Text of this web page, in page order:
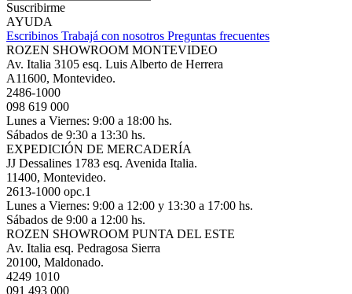
Suscribirme
AYUDA
Escribinos Trabajá con nosotros Preguntas frecuentes
ROZEN SHOWROOM MONTEVIDEO
Av. Italia 3105 esq. Luis Alberto de Herrera
A11600, Montevideo.
2486-1000
098 619 000
Lunes a Viernes: 9:00 a 18:00 hs.
Sábados de 9:30 a 13:30 hs.
EXPEDICIÓN DE MERCADERÍA
JJ Dessalines 1783 esq. Avenida Italia.
11400, Montevideo.
2613-1000 opc.1
Lunes a Viernes: 9:00 a 12:00 y 13:30 a 17:00 hs.
Sábados de 9:00 a 12:00 hs.
ROZEN SHOWROOM PUNTA DEL ESTE
Av. Italia esq. Pedragosa Sierra
20100, Maldonado.
4249 1010
091 493 000